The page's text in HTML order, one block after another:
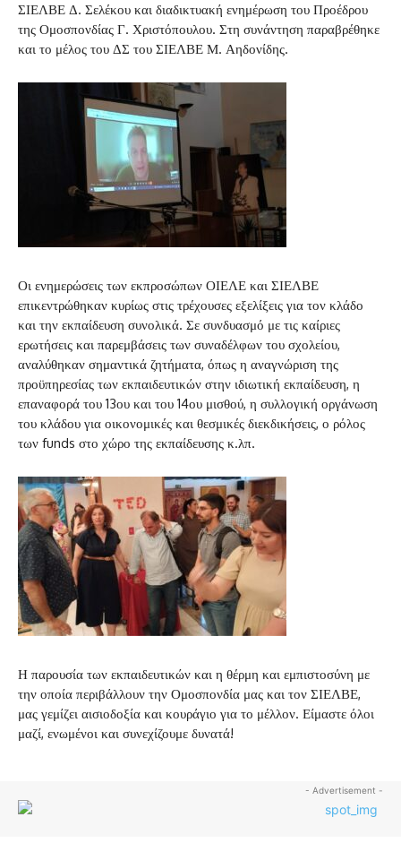
ΣΙΕΛΒΕ Δ. Σελέκου και διαδικτυακή ενημέρωση του Προέδρου
της Ομοσπονδίας Γ. Χριστόπουλου. Στη συνάντηση παραβρέθηκε
και το μέλος του ΔΣ του ΣΙΕΛΒΕ Μ. Αηδονίδης.
Οι ενημερώσεις των εκπροσώπων ΟΙΕΛΕ και ΣΙΕΛΒΕ
επικεντρώθηκαν κυρίως στις τρέχουσες εξελίξεις για τον κλάδο
και την εκπαίδευση συνολικά. Σε συνδυασμό με τις καίριες
ερωτήσεις και παρεμβάσεις των συναδέλφων του σχολείου,
αναλύθηκαν σημαντικά ζητήματα, όπως η αναγνώριση της
προϋπηρεσίας των εκπαιδευτικών στην ιδιωτική εκπαίδευση, η
επαναφορά του 13ου και του 14ου μισθού, η συλλογική οργάνωση
του κλάδου για οικονομικές και θεσμικές διεκδικήσεις, ο ρόλος
των funds στο χώρο της εκπαίδευσης κ.λπ.
Η παρουσία των εκπαιδευτικών και η θέρμη και εμπιστοσύνη με
την οποία περιβάλλουν την Ομοσπονδία μας και τον ΣΙΕΛΒΕ,
μας γεμίζει αισιοδοξία και κουράγιο για το μέλλον. Είμαστε όλοι
μαζί, ενωμένοι και συνεχίζουμε δυνατά!
- Advertisement -